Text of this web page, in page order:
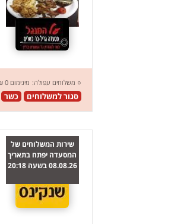
○ משלוחים עפולה: מינימום 0 ₪
סגור למשלוחים כשר
שירות המשלוחים של
המסעדה יפתח בתאריך
08.08.26 בשעה 20:18